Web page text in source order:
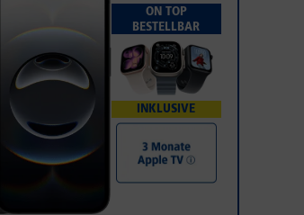
ON TOP
BESTELLBAR
INKLUSIVE